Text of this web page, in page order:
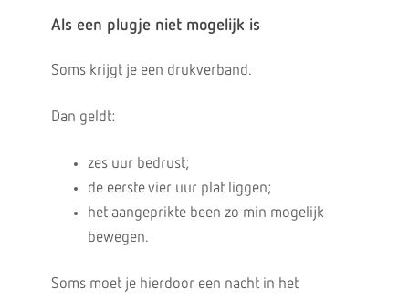
Als een plugje niet mogelijk is
Soms krijgt je een drukverband.
Dan geldt:
zes uur bedrust;
de eerste vier uur plat liggen;
het aangeprikte been zo min mogelijk
bewegen.
Soms moet je hierdoor een nacht in het